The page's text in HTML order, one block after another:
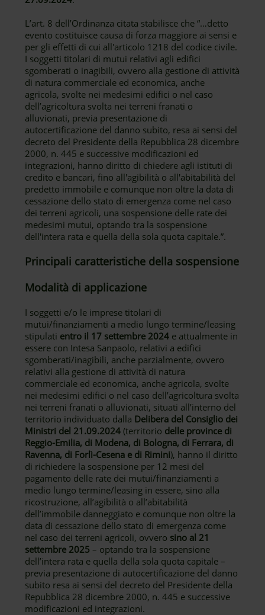
L’art. 8 dell’Ordinanza citata stabilisce che “…detto
evento costituisce causa di forza maggiore ai sensi e
per gli effetti di cui all'articolo 1218 del codice civile.
I soggetti titolari di mutui relativi agli edifici
sgomberati o inagibili, ovvero alla gestione di attività
di natura commerciale ed economica, anche
agricola, svolte nei medesimi edifici o nel caso
dell’agricoltura svolta nei terreni franati o
alluvionati, previa presentazione di
autocertificazione del danno subito, resa ai sensi del
decreto del Presidente della Repubblica 28 dicembre
2000, n. 445 e successive modificazioni ed
integrazioni, hanno diritto di chiedere agli istituti di
credito e bancari, fino all'agibilità o all'abitabilità del
predetto immobile e comunque non oltre la data di
cessazione dello stato di emergenza come nel caso
dei terreni agricoli, una sospensione delle rate dei
medesimi mutui, optando tra la sospensione
dell'intera rata e quella della sola quota capitale.”.
Principali caratteristiche della sospensione
Modalità di applicazione
I soggetti e/o le imprese titolari di
mutui/finanziamenti a medio lungo termine/leasing
stipulati entro il 17 settembre 2024 e attualmente in
essere con Intesa Sanpaolo, relativi a edifici
sgomberati/inagibili, anche parzialmente, ovvero
relativi alla gestione di attività di natura
commerciale ed economica, anche agricola, svolte
nei medesimi edifici o nel caso dell’agricoltura svolta
nei terreni franati o alluvionati, situati all’interno del
territorio individuato dalla Delibera del Consiglio dei
Ministri del 21.09.2024 (territorio delle province di
Reggio-Emilia, di Modena, di Bologna, di Ferrara, di
Ravenna, di Forlì-Cesena e di Rimini), hanno il diritto
di richiedere la sospensione per 12 mesi del
pagamento delle rate dei mutui/finanziamenti a
medio lungo termine/leasing in essere, sino alla
ricostruzione, all’agibilità o all’abitabilità
dell’immobile danneggiato e comunque non oltre la
data di cessazione dello stato di emergenza come
nel caso dei terreni agricoli, ovvero sino al 21
settembre 2025 – optando tra la sospensione
dell’intera rata e quella della sola quota capitale –
previa presentazione di autocertificazione del danno
subito resa ai sensi del decreto del Presidente della
Repubblica 28 dicembre 2000, n. 445 e successive
modificazioni ed integrazioni.